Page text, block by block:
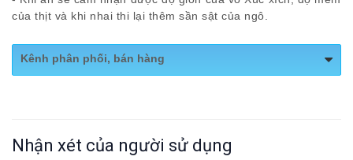
của thịt và khi nhai thi lại thêm sần sật của ngô.
Kênh phân phối, bán hàng
Fanpage:
Bếp nhà Chizooo
Nhận xét của người sử dụng